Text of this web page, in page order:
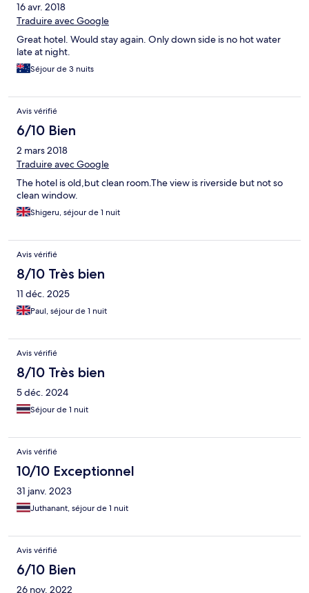
16 avr. 2018
Traduire avec Google
Great hotel. Would stay again. Only down side is no hot water
late at night.
Séjour de 3 nuits
Avis vérifié
6/10 Bien
2 mars 2018
Traduire avec Google
The hotel is old,but clean room.The view is riverside but not so
clean window.
Shigeru, séjour de 1 nuit
Avis vérifié
8/10 Très bien
11 déc. 2025
Paul, séjour de 1 nuit
Avis vérifié
8/10 Très bien
5 déc. 2024
Séjour de 1 nuit
Avis vérifié
10/10 Exceptionnel
31 janv. 2023
Juthanant, séjour de 1 nuit
Avis vérifié
6/10 Bien
26 nov. 2022